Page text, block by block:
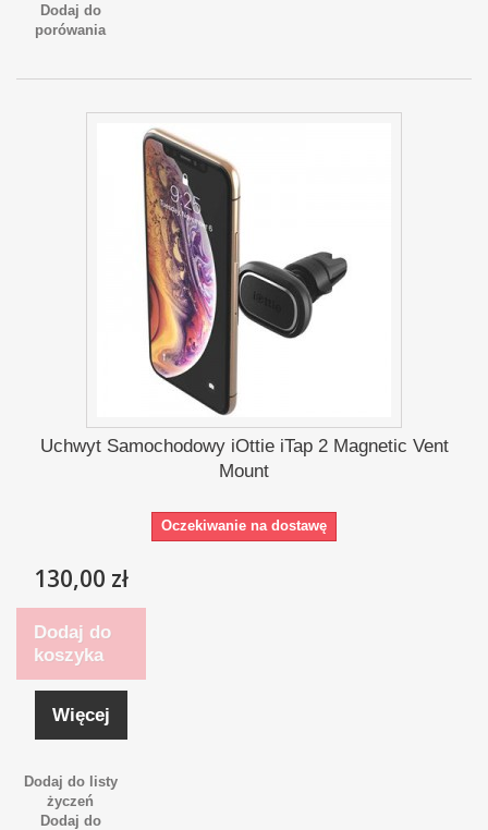
Dodaj do
porówania
Uchwyt Samochodowy iOttie iTap 2 Magnetic Vent
Mount
Oczekiwanie na dostawę
130,00 zł
Dodaj do
koszyka
Więcej
Dodaj do listy
życzeń
Dodaj do